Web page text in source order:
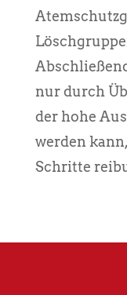
nur durch
der hohe
werden
Schritte